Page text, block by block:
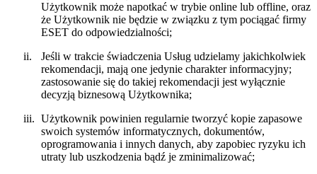
Użytkownik może napotkać w trybie online lub offline, oraz
że Użytkownik nie będzie w związku z tym pociągać firmy
ESET do odpowiedzialności;
ii.
Jeśli w trakcie świadczenia Usług udzielamy jakichkolwiek
rekomendacji, mają one jedynie charakter informacyjny;
zastosowanie się do takiej rekomendacji jest wyłącznie
decyzją biznesową Użytkownika;
iii. Użytkownik powinien regularnie tworzyć kopie zapasowe
swoich systemów informatycznych, dokumentów,
oprogramowania i innych danych, aby zapobiec ryzyku ich
utraty lub uszkodzenia bądź je zminimalizować;